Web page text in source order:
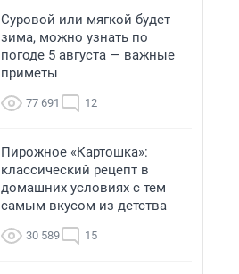
Суровой или мягкой будет
зима, можно узнать по
погоде 5 августа — важные
приметы
77 691 12
Пирожное «Картошка»:
классический рецепт в
домашних условиях с тем
самым вкусом из детства
30 589 15